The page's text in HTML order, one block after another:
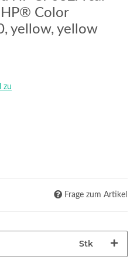
Color
yellow, yellow
zu
Frage zum Artikel
Stk